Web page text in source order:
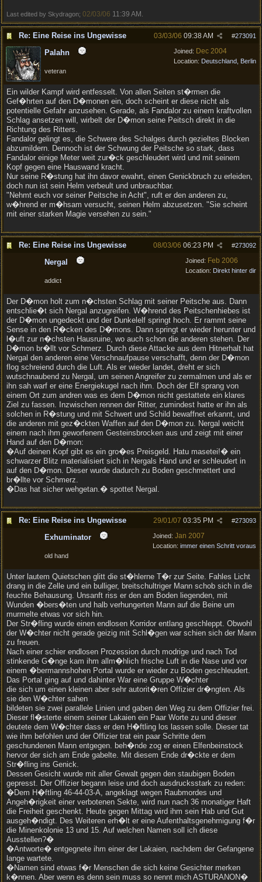
Last edited by Skydragon; 02/03/06 11:39 AM
Re: Eine Reise ins Ungewisse #273091
03/03/06 09:38 AM
Joined: Dec 2004
Location: Deutschland, Berlin
Palahn
veteran
Ein wilder Kampf wird entfesselt. Von allen Seiten st�rmen die
Gef�hrten auf den D�monen ein, doch scheint er diese nicht als
potentielle Gefahr anzusehen. Gerade, als Fandalor zu einem kraftvollen
Schlag ansetzen will, wirbelt der D�mon seine Peitsch direkt in die
Richtung des Ritters.
Fandalor gelingt es, die Schwere des Schalges durch gezieltes Blocken
abzumildern. Dennoch ist der Schwung der Peitsche so stark, dass
Fandalor einige Meter weit zur�ck geschleudert wird und mit seinem
Kopf gegen eine Hauswand kracht.
Nur seine R�stung hat ihn davor ewahrt, einen Genickbruch zu erleiden,
doch nun ist sein Helm verbeult und unbrauchbar.
"Nehmt euch vor seiner Peitsche in Acht", ruft er den anderen zu,
w�hrend er m�hsam versucht, seinen Helm abzusetzen. "Sie scheint
mit einer starken Magie versehen zu sein."
Re: Eine Reise ins Ungewisse #273092
08/03/06 06:23 PM
Joined: Feb 2006
Location: Direkt hinter dir
Nergal
addict
Der D�mon holt zum n�chsten Schlag mit seiner Peitsche aus. Dann
entschlie�t sich Nergal anzugreifen. W�hrend des Peitschenhiebes ist
der D�mon ungedeckt und der Dunkelelf springt hoch. Er rammt seine
Sense in den R�cken des D�mons. Dann springt er wieder herunter und
l�uft zur n�chsten Hausruine, wo auch schon die anderen stehen. Der
D�mon br�llt vor Schmerz. Durch diese Attacke aus dem Hitnerhalt hat
Nergal den anderen eine Verschnaufpause verschafft, denn der D�mon
flog schreiend durch die Luft. Als er wieder landet, dreht er sich
wutschnaubend zu Nergal, um seinen Angreifer zu zermalmen und als er
ihn sah warf er eine Energiekugel nach ihm. Doch der Elf sprang von
einem Ort zum andren was es dem D�mon nicht gestattete ein klares
Ziel zu fassen. Inzwischen rennen der Ritter, zumindest hatte er ihn als
solchen in R�stung und mit Schwert und Schild bewaffnet erkannt, und
die anderen mit gez�ckten Waffen auf den D�mon zu. Nergal weicht
einem nach ihm geworfenem Gesteinsbrocken aus und zeigt mit einer
Hand auf den D�mon:
�Auf deinen Kopf gibt es ein gro�es Preisgeld. Hatu masetei!� ein
schwarzer Blitz materialisiert sich in Nergals Hand und er schleudert in
auf den D�mon. Dieser wurde dadurch zu Boden geschmettert und
br�llte vor Schmerz.
�Das hat sicher wehgetan.� spottet Nergal.
Re: Eine Reise ins Ungewisse #273093
29/01/07 03:35 PM
Joined: Jan 2007
Location: immer einen Schritt voraus
Exhuminator
old hand
Unter lautem Quietschen glitt die st�hlerne T�r zur Seite. Fahles Licht
drang in die Zelle und ein bulliger, breitschultriger Mann schob sich in die
feuchte Behausung. Unsanft riss er den am Boden liegenden, mit
Wunden �bers�ten und halb verhungerten Mann auf die Beine um
murmelte etwas vor sich hin.
Der Str�fling wurde einen endlosen Korridor entlang geschleppt. Obwohl
der W�chter nicht gerade geizig mit Schl�gen war schien sich der Mann
zu freuen.
Nach einer schier endlosen Prozession durch modrige und nach Tod
stinkende G�nge kam ihm allm�hlich frische Luft in die Nase und vor
einem �bermannshohen Portal wurde er wieder zu Boden geschleudert.
Das Portal ging auf und dahinter War eine Gruppe W�chter
die sich um einen kleinen aber sehr autorit�ren Offizier dr�ngten. Als
sie den W�chter sahen
bildeten sie zwei parallele Linien und gaben den Weg zu dem Offizier frei.
Dieser fl�sterte einem seiner Lakaien ein Paar Worte zu und dieser
deutete dem W�chter dass er den H�ftling los lassen solle. Dieser tat
wie ihm befohlen und der Offizier trat ein paar Schritte dem
geschundenen Mann entgegen. beh�nde zog er einen Elfenbeinstock
hervor der sich am Ende gabelte. Mit diesem Ende dr�ckte er dem
Str�fling ins Genick.
Dessen Gesicht wurde mit aller Gewalt gegen den staubigen Boden
gepresst. Der Offizier begann leise und doch ausdrucksstark zu reden:
�Dem H�ftling 46-44-03-A, angeklagt wegen Raubmordes und
Angeh�rigkeit einer verbotenen Sekte, wird nun nach 36 monatiger Haft
die Freiheit geschenkt. Heute gegen Mittag wird ihm sein Hab und Gut
ausgeh�ndigt. Des Weiteren erh�lt er eine Aufenthaltsgenehmigung f�r
die Minenkolonie 13 und 15. Auf welchen Namen soll ich diese
Ausstellen?�
�Antworte� entgegnete ihm einer der Lakaien, nachdem der Gefangene
lange wartete.
�Namen sind etwas f�r Menschen die sich keine Gesichter merken
k�nnen. Aber wenn es denn sein muss so nennt mich ASTURANON�